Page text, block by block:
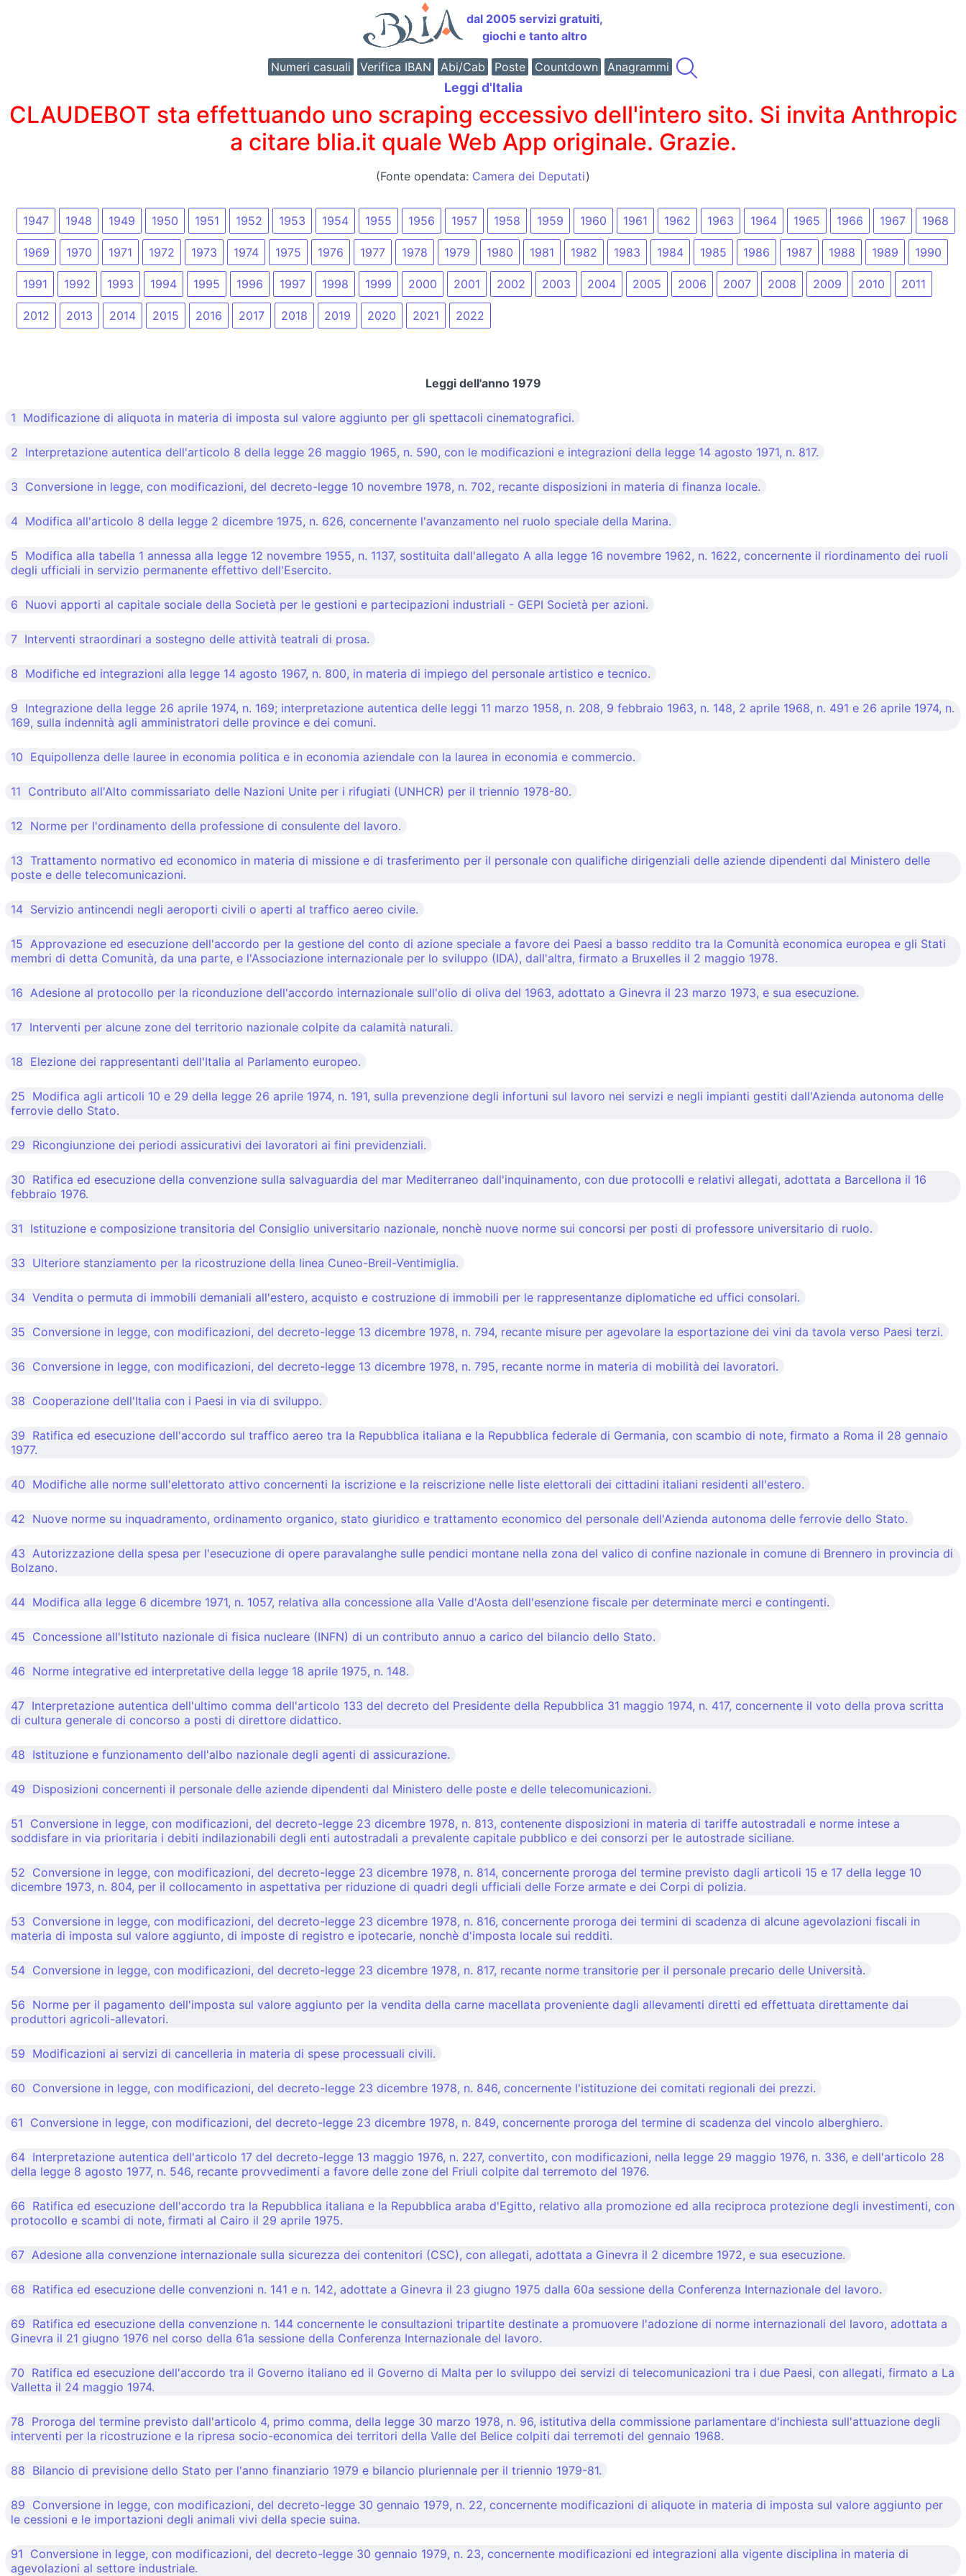
dal 2005 servizi gratuiti,
giochi e tanto altro
Numeri casuali Verifica IBAN Abi/Cab Poste Countdown Anagrammi
Leggi d'Italia
CLAUDEBOT sta effettuando uno scraping eccessivo dell'intero sito. Si invita Anthropic
a citare blia.it quale Web App originale. Grazie.
(Fonte opendata: Camera dei Deputati)
1947 1948 1949 1950 1951 1952 1953 1954 1955 1956 1957 1958 1959 1960 1961 1962 1963 1964 1965 1966 1967 1968
1969 1970 1971 1972 1973 1974 1975 1976 1977 1978 1979 1980 1981 1982 1983 1984 1985 1986 1987 1988 1989 1990
1991 1992 1993 1994 1995 1996 1997 1998 1999 2000 2001 2002 2003 2004 2005 2006 2007 2008 2009 2010 2011
2012 2013 2014 2015 2016 2017 2018 2019 2020 2021 2022
Leggi dell'anno 1979
1 Modificazione di aliquota in materia di imposta sul valore aggiunto per gli spettacoli cinematografici.
2 Interpretazione autentica dell'articolo 8 della legge 26 maggio 1965, n. 590, con le modificazioni e integrazioni della legge 14 agosto 1971, n. 817.
3 Conversione in legge, con modificazioni, del decreto-legge 10 novembre 1978, n. 702, recante disposizioni in materia di finanza locale.
4 Modifica all'articolo 8 della legge 2 dicembre 1975, n. 626, concernente l'avanzamento nel ruolo speciale della Marina.
5 Modifica alla tabella 1 annessa alla legge 12 novembre 1955, n. 1137, sostituita dall'allegato A alla legge 16 novembre 1962, n. 1622, concernente il riordinamento dei ruoli
degli ufficiali in servizio permanente effettivo dell'Esercito.
6 Nuovi apporti al capitale sociale della Società per le gestioni e partecipazioni industriali - GEPI Società per azioni.
7 Interventi straordinari a sostegno delle attività teatrali di prosa.
8 Modifiche ed integrazioni alla legge 14 agosto 1967, n. 800, in materia di impiego del personale artistico e tecnico.
9 Integrazione della legge 26 aprile 1974, n. 169; interpretazione autentica delle leggi 11 marzo 1958, n. 208, 9 febbraio 1963, n. 148, 2 aprile 1968, n. 491 e 26 aprile 1974, n.
169, sulla indennità agli amministratori delle province e dei comuni.
10 Equipollenza delle lauree in economia politica e in economia aziendale con la laurea in economia e commercio.
11 Contributo all'Alto commissariato delle Nazioni Unite per i rifugiati (UNHCR) per il triennio 1978-80.
12 Norme per l'ordinamento della professione di consulente del lavoro.
13 Trattamento normativo ed economico in materia di missione e di trasferimento per il personale con qualifiche dirigenziali delle aziende dipendenti dal Ministero delle
poste e delle telecomunicazioni.
14 Servizio antincendi negli aeroporti civili o aperti al traffico aereo civile.
15 Approvazione ed esecuzione dell'accordo per la gestione del conto di azione speciale a favore dei Paesi a basso reddito tra la Comunità economica europea e gli Stati
membri di detta Comunità, da una parte, e l'Associazione internazionale per lo sviluppo (IDA), dall'altra, firmato a Bruxelles il 2 maggio 1978.
16 Adesione al protocollo per la riconduzione dell'accordo internazionale sull'olio di oliva del 1963, adottato a Ginevra il 23 marzo 1973, e sua esecuzione.
17 Interventi per alcune zone del territorio nazionale colpite da calamità naturali.
18 Elezione dei rappresentanti dell'Italia al Parlamento europeo.
25 Modifica agli articoli 10 e 29 della legge 26 aprile 1974, n. 191, sulla prevenzione degli infortuni sul lavoro nei servizi e negli impianti gestiti dall'Azienda autonoma delle
ferrovie dello Stato.
29 Ricongiunzione dei periodi assicurativi dei lavoratori ai fini previdenziali.
30 Ratifica ed esecuzione della convenzione sulla salvaguardia del mar Mediterraneo dall'inquinamento, con due protocolli e relativi allegati, adottata a Barcellona il 16
febbraio 1976.
31 Istituzione e composizione transitoria del Consiglio universitario nazionale, nonchè nuove norme sui concorsi per posti di professore universitario di ruolo.
33 Ulteriore stanziamento per la ricostruzione della linea Cuneo-Breil-Ventimiglia.
34 Vendita o permuta di immobili demaniali all'estero, acquisto e costruzione di immobili per le rappresentanze diplomatiche ed uffici consolari.
35 Conversione in legge, con modificazioni, del decreto-legge 13 dicembre 1978, n. 794, recante misure per agevolare la esportazione dei vini da tavola verso Paesi terzi.
36 Conversione in legge, con modificazioni, del decreto-legge 13 dicembre 1978, n. 795, recante norme in materia di mobilità dei lavoratori.
38 Cooperazione dell'Italia con i Paesi in via di sviluppo.
39 Ratifica ed esecuzione dell'accordo sul traffico aereo tra la Repubblica italiana e la Repubblica federale di Germania, con scambio di note, firmato a Roma il 28 gennaio
1977.
40 Modifiche alle norme sull'elettorato attivo concernenti la iscrizione e la reiscrizione nelle liste elettorali dei cittadini italiani residenti all'estero.
42 Nuove norme su inquadramento, ordinamento organico, stato giuridico e trattamento economico del personale dell'Azienda autonoma delle ferrovie dello Stato.
43 Autorizzazione della spesa per l'esecuzione di opere paravalanghe sulle pendici montane nella zona del valico di confine nazionale in comune di Brennero in provincia di
Bolzano.
44 Modifica alla legge 6 dicembre 1971, n. 1057, relativa alla concessione alla Valle d'Aosta dell'esenzione fiscale per determinate merci e contingenti.
45 Concessione all'Istituto nazionale di fisica nucleare (INFN) di un contributo annuo a carico del bilancio dello Stato.
46 Norme integrative ed interpretative della legge 18 aprile 1975, n. 148.
47 Interpretazione autentica dell'ultimo comma dell'articolo 133 del decreto del Presidente della Repubblica 31 maggio 1974, n. 417, concernente il voto della prova scritta
di cultura generale di concorso a posti di direttore didattico.
48 Istituzione e funzionamento dell'albo nazionale degli agenti di assicurazione.
49 Disposizioni concernenti il personale delle aziende dipendenti dal Ministero delle poste e delle telecomunicazioni.
51 Conversione in legge, con modificazioni, del decreto-legge 23 dicembre 1978, n. 813, contenente disposizioni in materia di tariffe autostradali e norme intese a
soddisfare in via prioritaria i debiti indilazionabili degli enti autostradali a prevalente capitale pubblico e dei consorzi per le autostrade siciliane.
52 Conversione in legge, con modificazioni, del decreto-legge 23 dicembre 1978, n. 814, concernente proroga del termine previsto dagli articoli 15 e 17 della legge 10
dicembre 1973, n. 804, per il collocamento in aspettativa per riduzione di quadri degli ufficiali delle Forze armate e dei Corpi di polizia.
53 Conversione in legge, con modificazioni, del decreto-legge 23 dicembre 1978, n. 816, concernente proroga dei termini di scadenza di alcune agevolazioni fiscali in
materia di imposta sul valore aggiunto, di imposte di registro e ipotecarie, nonchè d'imposta locale sui redditi.
54 Conversione in legge, con modificazioni, del decreto-legge 23 dicembre 1978, n. 817, recante norme transitorie per il personale precario delle Università.
56 Norme per il pagamento dell'imposta sul valore aggiunto per la vendita della carne macellata proveniente dagli allevamenti diretti ed effettuata direttamente dai
produttori agricoli-allevatori.
59 Modificazioni ai servizi di cancelleria in materia di spese processuali civili.
60 Conversione in legge, con modificazioni, del decreto-legge 23 dicembre 1978, n. 846, concernente l'istituzione dei comitati regionali dei prezzi.
61 Conversione in legge, con modificazioni, del decreto-legge 23 dicembre 1978, n. 849, concernente proroga del termine di scadenza del vincolo alberghiero.
64 Interpretazione autentica dell'articolo 17 del decreto-legge 13 maggio 1976, n. 227, convertito, con modificazioni, nella legge 29 maggio 1976, n. 336, e dell'articolo 28
della legge 8 agosto 1977, n. 546, recante provvedimenti a favore delle zone del Friuli colpite dal terremoto del 1976.
66 Ratifica ed esecuzione dell'accordo tra la Repubblica italiana e la Repubblica araba d'Egitto, relativo alla promozione ed alla reciproca protezione degli investimenti, con
protocollo e scambi di note, firmati al Cairo il 29 aprile 1975.
67 Adesione alla convenzione internazionale sulla sicurezza dei contenitori (CSC), con allegati, adottata a Ginevra il 2 dicembre 1972, e sua esecuzione.
68 Ratifica ed esecuzione delle convenzioni n. 141 e n. 142, adottate a Ginevra il 23 giugno 1975 dalla 60a sessione della Conferenza Internazionale del lavoro.
69 Ratifica ed esecuzione della convenzione n. 144 concernente le consultazioni tripartite destinate a promuovere l'adozione di norme internazionali del lavoro, adottata a
Ginevra il 21 giugno 1976 nel corso della 61a sessione della Conferenza Internazionale del lavoro.
70 Ratifica ed esecuzione dell'accordo tra il Governo italiano ed il Governo di Malta per lo sviluppo dei servizi di telecomunicazioni tra i due Paesi, con allegati, firmato a La
Valletta il 24 maggio 1974.
78 Proroga del termine previsto dall'articolo 4, primo comma, della legge 30 marzo 1978, n. 96, istitutiva della commissione parlamentare d'inchiesta sull'attuazione degli
interventi per la ricostruzione e la ripresa socio-economica dei territori della Valle del Belice colpiti dai terremoti del gennaio 1968.
88 Bilancio di previsione dello Stato per l'anno finanziario 1979 e bilancio pluriennale per il triennio 1979-81.
89 Conversione in legge, con modificazioni, del decreto-legge 30 gennaio 1979, n. 22, concernente modificazioni di aliquote in materia di imposta sul valore aggiunto per
le cessioni e le importazioni degli animali vivi della specie suina.
91 Conversione in legge, con modificazioni, del decreto-legge 30 gennaio 1979, n. 23, concernente modificazioni ed integrazioni alla vigente disciplina in materia di
agevolazioni al settore industriale.